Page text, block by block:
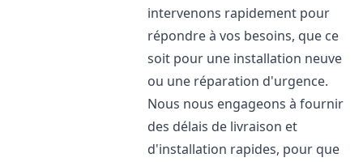
intervenons rapidement pour
répondre à vos besoins, que ce
soit pour une installation neuve
ou une réparation d'urgence.
Nous nous engageons à fournir
des délais de livraison et
d'installation rapides, pour que